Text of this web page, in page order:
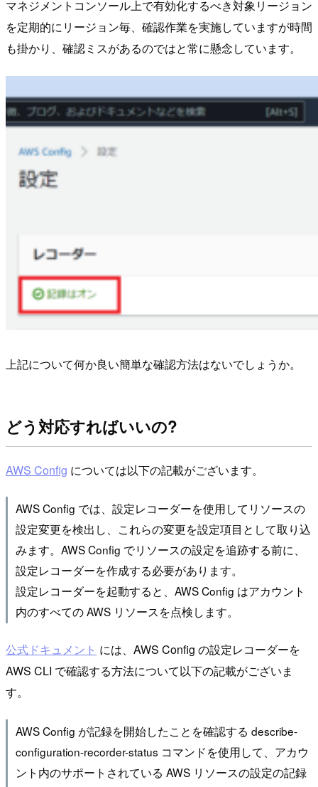
マネジメントコンソール上で有効化するべき対象リージョン
を定期的にリージョン毎、確認作業を実施していますが時間
も掛かり、確認ミスがあるのではと常に懸念しています。
上記について何か良い簡単な確認方法はないでしょうか。
どう対応すればいいの?
AWS Config については以下の記載がございます。
AWS Config では、設定レコーダーを使用してリソースの
設定変更を検出し、これらの変更を設定項目として取り込
みます。AWS Config でリソースの設定を追跡する前に、
設定レコーダーを作成する必要があります。
設定レコーダーを起動すると、AWS Config はアカウント
内のすべての AWS リソースを点検します。
公式ドキュメント には、AWS Config の設定レコーダーを
AWS CLI で確認する方法について以下の記載がございま
す。
AWS Config が記録を開始したことを確認する describe-
configuration-recorder-status コマンドを使用して、アカウ
ント内のサポートされている AWS リソースの設定の記録